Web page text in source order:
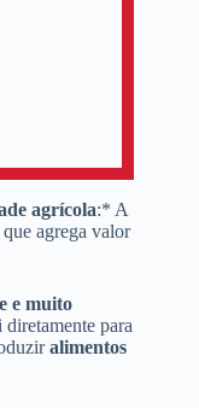
agrícola:* A
que agrega valor
e muito
para
alimentos